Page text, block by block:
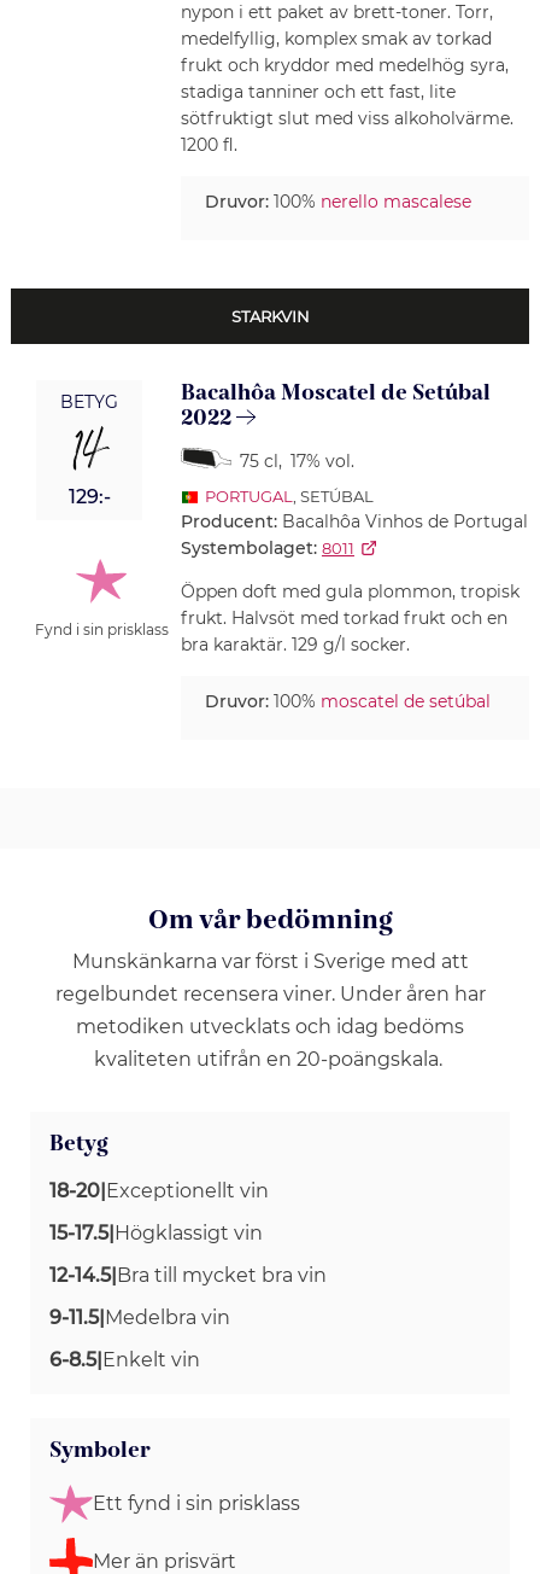
nypon i ett paket av brett-toner. Torr,
medelfyllig, komplex smak av torkad
frukt och kryddor med medelhög syra,
stadiga tanniner och ett fast, lite
sötfruktigt slut med viss alkoholvärme.
1200 fl.
Druvor:100% nerello mascalese
STARKVIN
BETYG
14
129:-
Fynd i sin prisklass
Bacalhôa Moscatel de Setúbal
2022
75 cl, 17% vol.
PORTUGAL , SETÚBAL
Producent: Bacalhôa Vinhos de Portugal
Systembolaget: 8011
Öppen doft med gula plommon, tropisk
frukt. Halvsöt med torkad frukt och en
bra karaktär. 129 g/l socker.
Druvor:100% moscatel de setúbal
Om vår bedömning
Munskänkarna var först i Sverige med att
regelbundet recensera viner. Under åren har
metodiken utvecklats och idag bedöms
kvaliteten utifrån en 20-poängskala.
Betyg
18-20|Exceptionellt vin
15-17.5|Högklassigt vin
12-14.5|Bra till mycket bra vin
9-11.5|Medelbra vin
6-8.5|Enkelt vin
Symboler
Ett fynd i sin prisklass
Mer än prisvärt